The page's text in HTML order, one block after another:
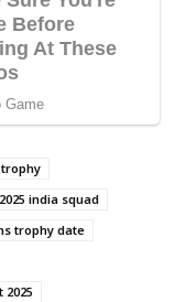
india squad
trophy date